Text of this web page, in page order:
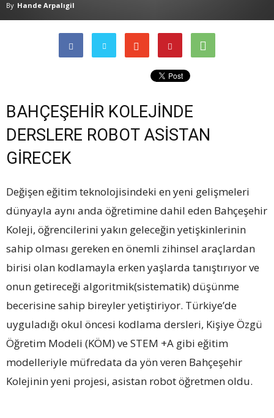
By Hande Arpalıgil
BAHÇEŞEHİR KOLEJİNDE
DERSLERE ROBOT ASİSTAN
GİRECEK
Değişen eğitim teknolojisindeki en yeni gelişmeleri
dünyayla aynı anda öğretimine dahil eden Bahçeşehir
Koleji, öğrencilerini yakın geleceğin yetişkinlerinin
sahip olması gereken en önemli zihinsel araçlardan
birisi olan kodlamayla erken yaşlarda tanıştırıyor ve
onun getireceği algoritmik(sistematik) düşünme
becerisine sahip bireyler yetiştiriyor. Türkiye’de
uyguladığı okul öncesi kodlama dersleri, Kişiye Özgü
Öğretim Modeli (KÖM) ve STEM +A gibi eğitim
modelleriyle müfredata da yön veren Bahçeşehir
Kolejinin yeni projesi, asistan robot öğretmen oldu.